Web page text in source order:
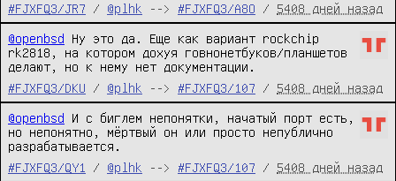
#FJXFQ3/JR7
/ @plhk --> #FJXFQ3/A8O / 5408 дней назад
@openbsd Ну это да. Еще как вариант rockchip
rk2818, на котором дохуя говнонетбуков/планшетов
делают, но к нему нет документации.
#FJXFQ3/DKU
/ @plhk --> #FJXFQ3/107 / 5408 дней назад
@openbsd И с биглем непонятки, начатый порт есть,
но непонятно, мёртвый он или просто непублично
разрабатывается.
#FJXFQ3/QY1
/ @plhk --> #FJXFQ3/107 / 5408 дней назад